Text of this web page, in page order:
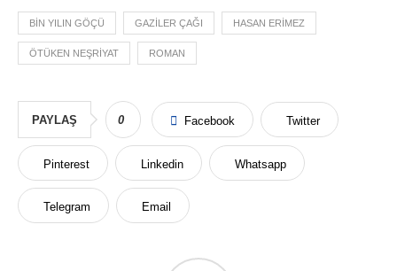
BIN YILIN GÖÇÜ GAZILER ÇAĞI HASAN ERIMEZ
ÖTÜKEN NEŞRIYAT ROMAN
PAYLAŞ 0 Facebook Twitter
Pinterest Linkedin Whatsapp
Telegram Email